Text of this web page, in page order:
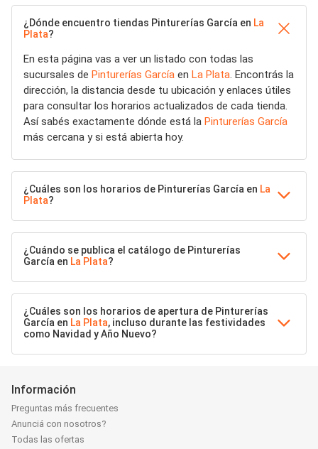
¿Dónde encuentro tiendas Pinturerías García en La
Plata?
En esta página vas a ver un listado con todas las
sucursales de Pinturerías García en La Plata. Encontrás la
dirección, la distancia desde tu ubicación y enlaces útiles
para consultar los horarios actualizados de cada tienda.
Así sabés exactamente dónde está la Pinturerías García
más cercana y si está abierta hoy.
¿Cuáles son los horarios de Pinturerías García en La
Plata?
¿Cuándo se publica el catálogo de Pinturerías
García en La Plata?
¿Cuáles son los horarios de apertura de Pinturerías
García en La Plata, incluso durante las festividades
como Navidad y Año Nuevo?
Información
Preguntas más frecuentes
Anunciá con nosotros?
Todas las ofertas